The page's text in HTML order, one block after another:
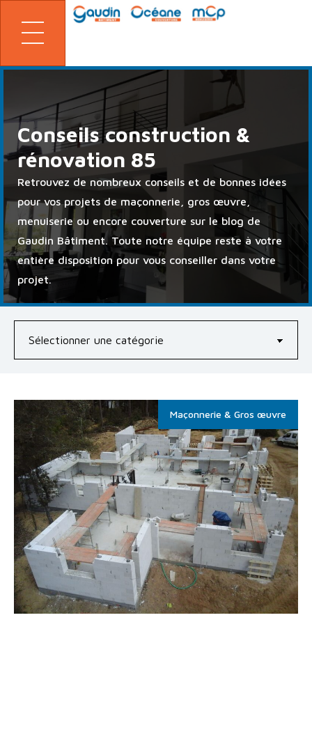
Conseils construction &
rénovation 85
Retrouvez de nombreux conseils et de bonnes idées
pour vos projets de maçonnerie, gros œuvre,
menuiserie ou encore couverture sur le blog de
Gaudin Bâtiment. Toute notre équipe reste à votre
entière disposition pour vous conseiller dans votre
projet.
Maçonnerie & Gros œuvre
Panneau de gestion des cookies